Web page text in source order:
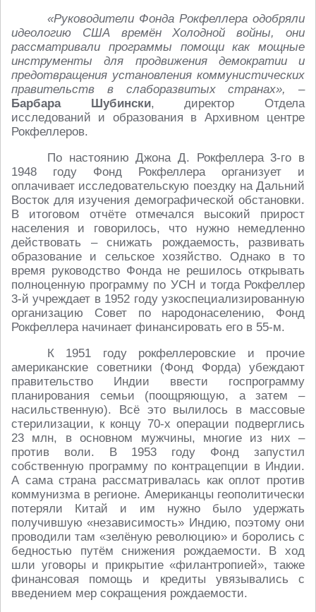
«Руководители Фонда Рокфеллера одобряли
идеологию США времён Холодной войны, они
рассматривали программы помощи как мощные
инструменты для продвижения демократии и
предотвращения установления коммунистических
правительств в слаборазвитых странах»,
–
Барбара Шубински, директор Отдела
исследований и образования в Архивном центре
Рокфеллеров.
По настоянию Джона Д. Рокфеллера 3-го в
1948 году Фонд Рокфеллера организует и
оплачивает исследовательскую поездку на Дальний
Восток для изучения демографической обстановки.
В итоговом отчёте отмечался высокий прирост
населения и говорилось, что нужно немедленно
действовать – снижать рождаемость, развивать
образование и сельское хозяйство. Однако в то
время руководство Фонда не решилось открывать
полноценную программу по УСН и тогда Рокфеллер
3-й учреждает в 1952 году узкоспециализированную
организацию Совет по народонаселению, Фонд
Рокфеллера начинает финансировать его в 55-м.
К 1951 году рокфеллеровские и прочие
американские советники (Фонд Форда) убеждают
правительство Индии ввести госпрограмму
планирования семьи (поощряющую, а затем –
насильственную). Всё это вылилось в массовые
стерилизации, к концу 70-х операции подверглись
23 млн, в основном мужчины, многие из них –
против воли. В 1953 году Фонд запустил
собственную программу по контрацепции в Индии.
А сама страна рассматривалась как оплот против
коммунизма в регионе. Американцы геополитически
потеряли Китай и им нужно было удержать
получившую «независимость» Индию, поэтому они
проводили там «зелёную революцию» и боролись с
бедностью путём снижения рождаемости. В ход
шли уговоры и прикрытие «филантропией», также
финансовая помощь и кредиты увязывались с
введением мер сокращения рождаемости.